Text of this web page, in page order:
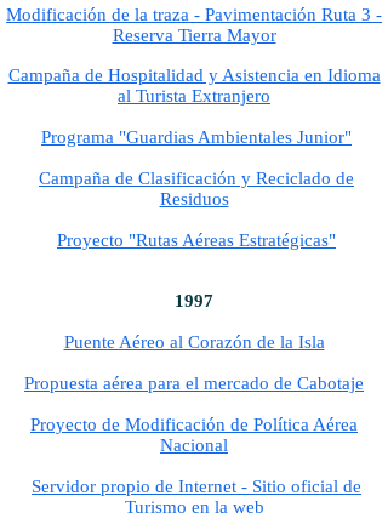
Modificación de la traza - Pavimentación Ruta 3 -
Reserva Tierra Mayor
Campaña de Hospitalidad y Asistencia en Idioma
al Turista Extranjero
Programa "Guardias Ambientales Junior"
Campaña de Clasificación y Reciclado de
Residuos
Proyecto "Rutas Aéreas Estratégicas"
1997
Puente Aéreo al Corazón de la Isla
Propuesta aérea para el mercado de Cabotaje
Proyecto de Modificación de Política Aérea
Nacional
Servidor propio de Internet - Sitio oficial de
Turismo en la web